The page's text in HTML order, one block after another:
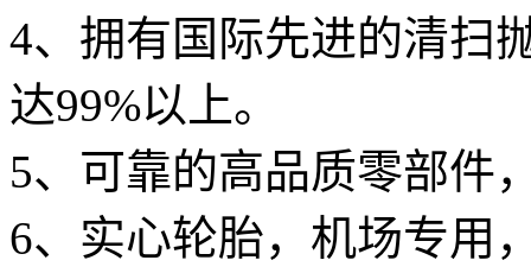
4、拥有国际先进的清扫
达99%以上。
5、可靠的高品质零部件
6、实心轮胎，机场专用